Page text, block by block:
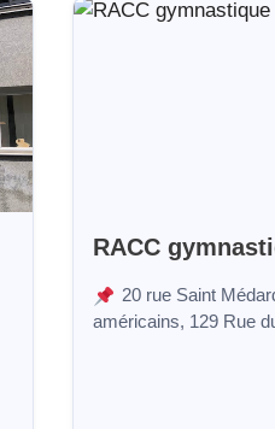
RACC
20 rue Saint
américains, 129 Rue